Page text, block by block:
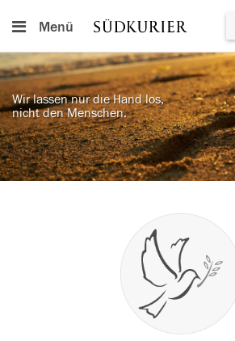
Menü
Wir lassen nur die Hand los,
nicht den Menschen.